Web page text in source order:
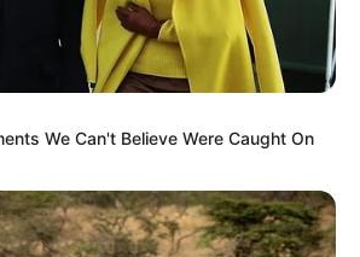
We Can't Believe Were Caught On